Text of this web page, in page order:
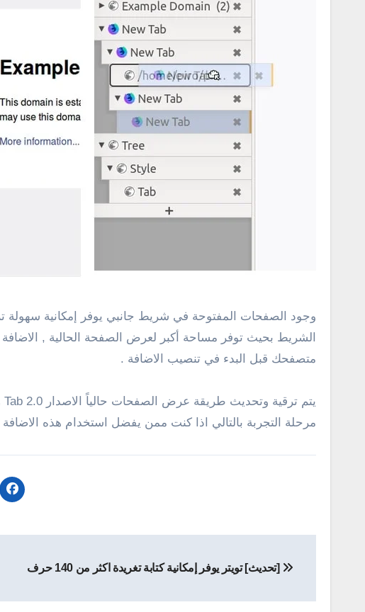
وجود الصفحات المفتوحة في شريط جانبي يوفر إمكانية سهولة
الشريط بحيث توفر مساحة أكبر لعرض الصفحة الحالية ,
متصفحك قبل البدء في تنصيب الاضافة .
مرحلة التجربة بالتالي اذا كنت ممن يفضل استخدام هذه
المقالات
[تحديث] تويتر يوفر إمكانية كتابة تغريدة اكثر من 140 حرف